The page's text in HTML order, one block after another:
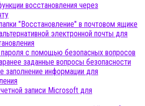
восстановления через
"Восстановление" в почтовом ящике
электронной почты для
пароля с помощью безопасных вопросов
заданные вопросы безопасности
заполнение информации для
записи Microsoft для